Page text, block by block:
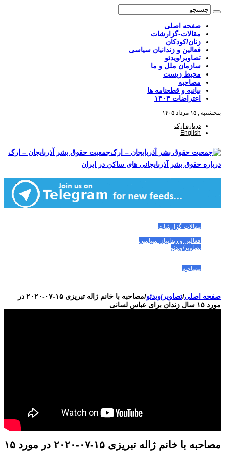
صفحه اصلی
مقالات-گزارشات
زنان/کودکان
فعالین و زندانیان سیاسی
تصاویر/ویدئو
سازمان ملل و ما
محیط زیست
مصاحبه
بیانیه و قطعنامه ها
اعتراضات ۱۴۰۴
پنجشنبه , ۱۵ مرداد ۱۴۰۵
درباره ارک
English
جمعیت حقوق بشر آذربایجان – ارک
درباره حقوق بشر آذربایجانی های ساکن در ایران
مقالات-گزارشات
فعالین و زندانیان سیاسی
تصاویر/ویدئو
مصاحبه
صفحه اصلی/تصاویر/ویدئو/
مصاحبه با خانم ژاله تبریزی ۱۵-۰۷-۲۰۲۰ در
مورد ۱۵ سال زندان برای عباس لسانی
مصاحبه با خانم ژاله تبریزی ۱۵-۰۷-۲۰۲۰ در مورد ۱۵